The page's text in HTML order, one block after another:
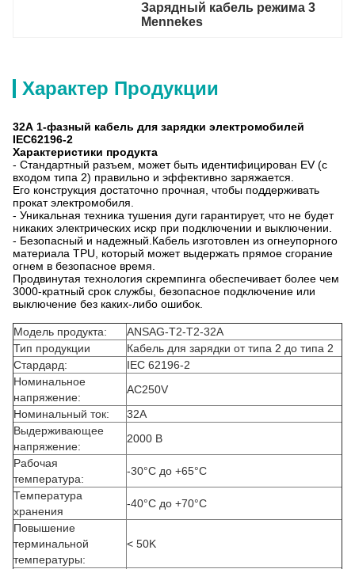
Зарядный кабель режима 3
Mennekes
Характер Продукции
32А 1-фазный кабель для зарядки электромобилей
IEC62196-2
Характеристики продукта
- Стандартный разъем, может быть идентифицирован EV (с
входом типа 2) правильно и эффективно заряжается.
Его конструкция достаточно прочная, чтобы поддерживать
прокат электромобиля.
- Уникальная техника тушения дуги гарантирует, что не будет
никаких электрических искр при подключении и выключении.
- Безопасный и надежный.Кабель изготовлен из огнеупорного
материала TPU, который может выдержать прямое сгорание
огнем в безопасное время.
Продвинутая технология скремпинга обеспечивает более чем
3000-кратный срок службы, безопасное подключение или
выключение без каких-либо ошибок.
Модель продукта:
ANSAG-T2-T2-32A
Тип продукции
Кабель для зарядки от типа 2 до типа 2
Стардард:
IEC 62196-2
Номинальное
напряжение:
AC250V
Номинальный ток:
32А
Выдерживающее
напряжение:
2000 В
Рабочая
температура:
-30°C до +65°C
Температура
хранения
-40°C до +70°C
Повышение
терминальной
температуры:
< 50K